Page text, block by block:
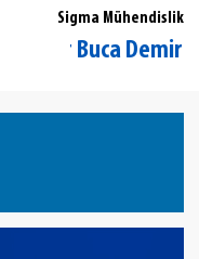
Sigma Mühendislik
İzmir Buca